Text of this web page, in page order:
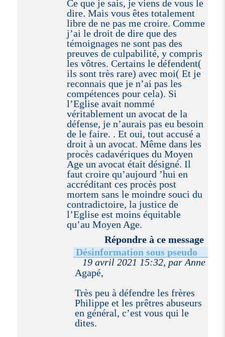
Ce que je sais, je viens de vous le
dire. Mais vous êtes totalement
libre de ne pas me croire. Comme
j’ai le droit de dire que des
témoignages ne sont pas des
preuves de culpabilité, y compris
les vôtres. Certains le défendent(
ils sont très rare) avec moi( Et je
reconnais que je n’ai pas les
compétences pour cela). Si
l’Eglise avait nommé
véritablement un avocat de la
défense, je n’aurais pas eu besoin
de le faire. . Et oui, tout accusé a
droit à un avocat. Même dans les
procès cadavériques du Moyen
Age un avocat était désigné. Il
faut croire qu’aujourd ’hui en
accréditant ces procès post
mortem sans le moindre souci du
contradictoire, la justice de
l’Eglise est moins équitable
qu’au Moyen Age.
Répondre à ce message
Désinformation sous pseudo
19 avril 2021 15:32, par Anne
Agapé,
Très peu à défendre les frères
Philippe et les prêtres abuseurs
en général, c’est vous qui le
dites.